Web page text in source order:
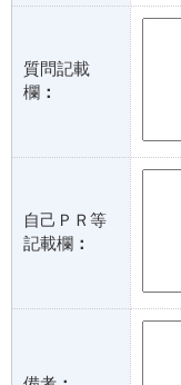
質問記載
欄 ：
自己ＰＲ等
記載欄 ：